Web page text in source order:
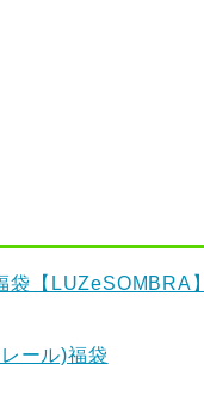
袋【LUZeSOMBRA】
ール)福袋